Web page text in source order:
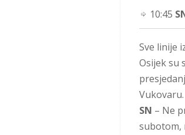
10:45
Sve linije
Osijek su
Vukovaru.
SN – Ne
subotom,